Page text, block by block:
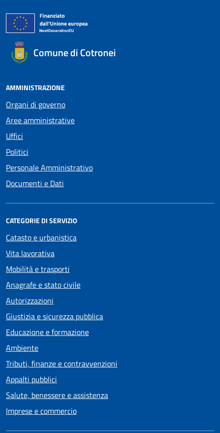
Comune di Cotronei
AMMINISTRAZIONE
Organi di governo
Aree amministrative
Uffici
Politici
Personale Amministrativo
Documenti e Dati
CATEGORIE DI SERVIZIO
Catasto e urbanistica
Vita lavorativa
Mobilità e trasporti
Anagrafe e stato civile
Autorizzazioni
Giustizia e sicurezza pubblica
Educazione e formazione
Ambiente
Tributi, finanze e contravvenzioni
Appalti pubblici
Salute, benessere e assistenza
Imprese e commercio